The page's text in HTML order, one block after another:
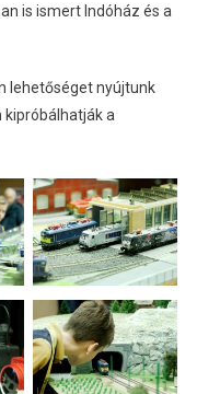
is ismert Indóház és a
lehetőséget nyújtunk
kipróbálhatják a